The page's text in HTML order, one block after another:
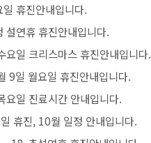
휴진안내입니다.
설연휴 휴진안내입니다.
요일 크리스마스 휴진안내입니다.
9일 월요일 휴진안내입니다.
요일 진료시간 안내입니다.
휴진, 10월 일정 안내입니다.